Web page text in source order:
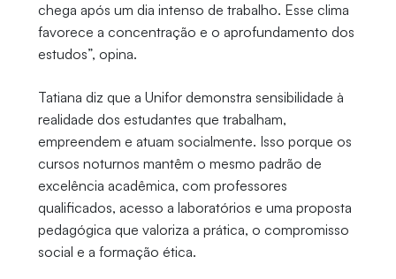
chega após um dia intenso de trabalho. Esse clima
favorece a concentração e o aprofundamento dos
estudos”, opina.
Tatiana diz que a Unifor demonstra sensibilidade à
realidade dos estudantes que trabalham,
empreendem e atuam socialmente. Isso porque os
cursos noturnos mantêm o mesmo padrão de
excelência acadêmica, com professores
qualificados, acesso a laboratórios e uma proposta
pedagógica que valoriza a prática, o compromisso
social e a formação ética.